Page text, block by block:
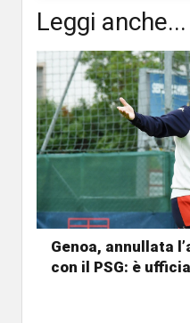
Leggi anche...
Genoa, annullata
con il PSG: è